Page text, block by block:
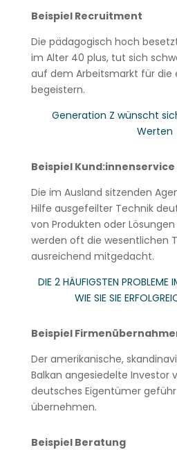
Beispiel Recruitment
Die pädagogisch hoch
im Alter 40 plus, tut sich
auf dem Arbeitsmarkt für die
begeistern.
Generation Z wünscht
Werten
Beispiel Kund:innenservice
Die im Ausland sitzenden
Hilfe ausgefeilter Technik
von Produkten oder
werden oft die wesentlichen
ausreichend mitgedacht.
DIE 2 HÄUFIGSTEN PROBLEME
WIE SIE SIE
Beispiel
Der amerikanische,
Balkan angesiedelte Investor
deutsches Eigentümer
übernehmen.
Beispiel Beratung